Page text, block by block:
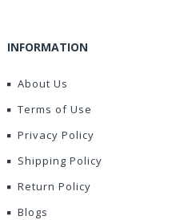
INFORMATION
About Us
Terms of Use
Privacy Policy
Shipping Policy
Return Policy
Blogs